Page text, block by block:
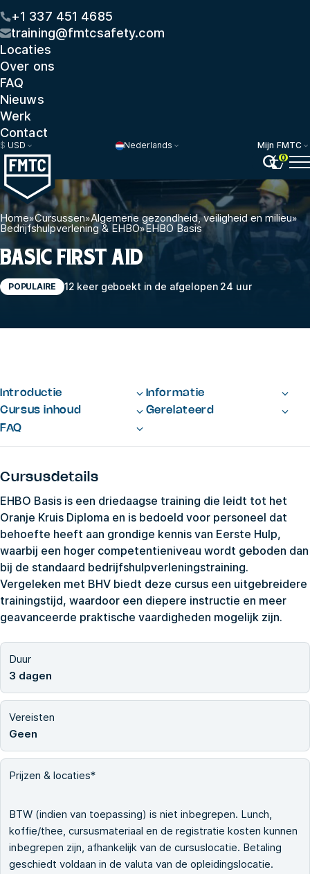
+1 337 451 4685
training@fmtcsafety.com
Locaties
Over ons
FAQ
Nieuws
Werk
Contact
$ USD Nederlands
Mijn FMTC
0
Home»Cursussen»Algemene gezondheid, veiligheid en milieu»
Bedrijfshulpverlening & EHBO»EHBO Basis
BASIC FIRST AID
POPULAIRE 12 keer geboekt in de afgelopen 24 uur
Introductie
Informatie
Cursus inhoud
Gerelateerd
FAQ
Cursusdetails
EHBO Basis is een driedaagse training die leidt tot het
Oranje Kruis Diploma en is bedoeld voor personeel dat
behoefte heeft aan grondige kennis van Eerste Hulp,
waarbij een hoger competentieniveau wordt geboden dan
bij de standaard bedrijfshulpverleningstraining.
Vergeleken met BHV biedt deze cursus een uitgebreidere
trainingstijd, waardoor een diepere instructie en meer
geavanceerde praktische vaardigheden mogelijk zijn.
Duur
3 dagen
Vereisten
Geen
Prijzen & locaties*
BTW (indien van toepassing) is niet inbegrepen. Lunch,
koffie/thee, cursusmateriaal en de registratie kosten kunnen
inbegrepen zijn, afhankelijk van de cursuslocatie. Betaling
geschiedt voldaan in de valuta van de opleidingslocatie.